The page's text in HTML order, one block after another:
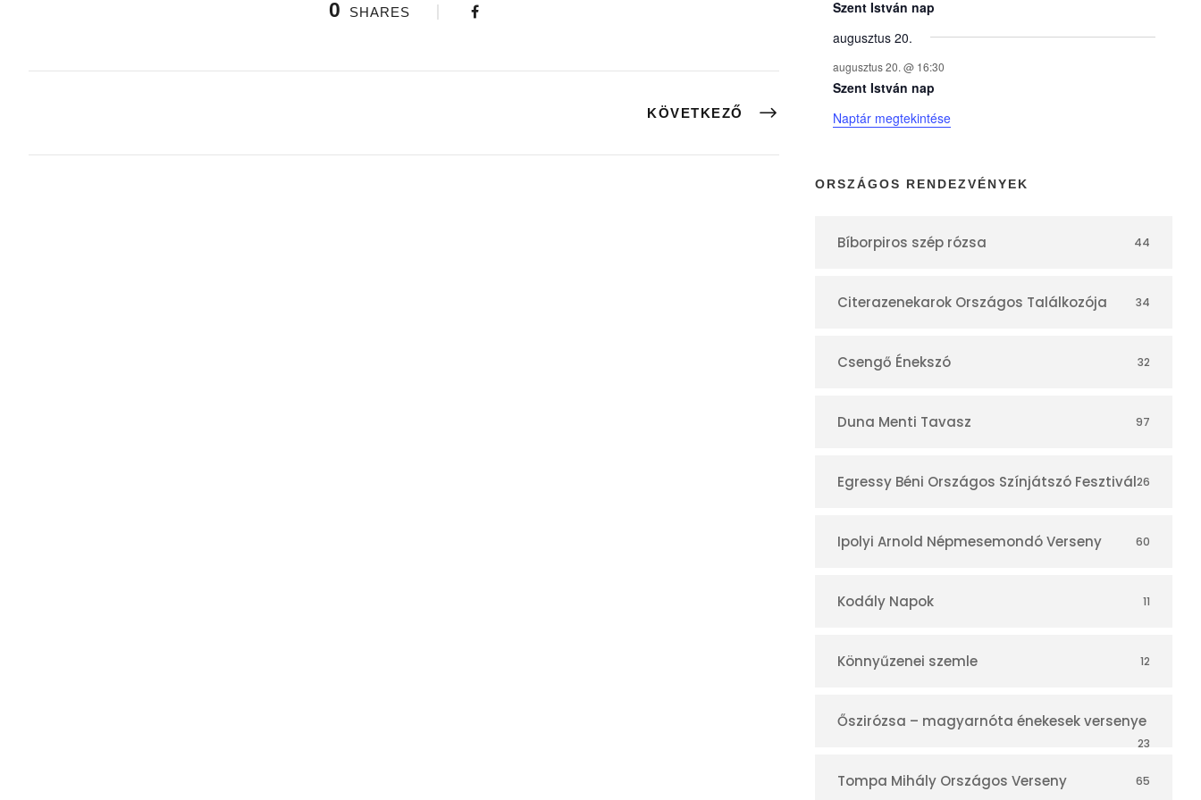
0 SHARES
KÖVETKEZŐ
y
e
k
n
a
á
r
Szent István nap
augusztus 20.
augusztus 20. @ 16:30
Szent István nap
Naptár megtekintése
ORSZÁGOS RENDEZVÉNYEK
Bíborpiros szép rózsa 44
Citerazenekarok Országos Találkozója 34
Csengő Énekszó 32
Duna Menti Tavasz 97
Egressy Béni Országos Színjátszó Fesztivál26
Ipolyi Arnold Népmesemondó Verseny 60
Kodály Napok 11
Könnyűzenei szemle 12
Őszirózsa – magyarnóta énekesek versenye
23
Tompa Mihály Országos Verseny 65